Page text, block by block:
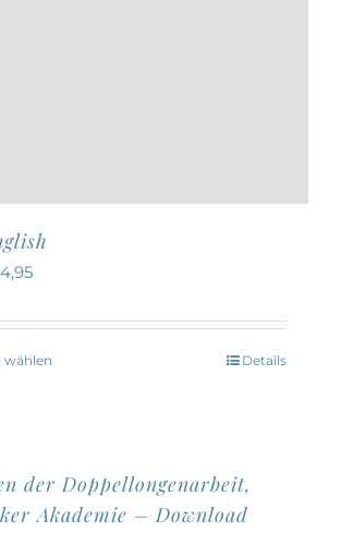
wählen
Varianten
auf.
Details
der Doppellongenarbeit,
Akademie – Download